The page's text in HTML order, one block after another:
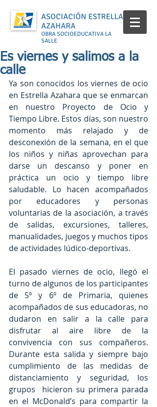
ASOCIACIÓN ESTRELLA
AZAHARA
OBRA SOCIOEDUCATIVA LA
SALLE
Es viernes y salimos a la
calle
Ya son conocidos los viernes de ocio
en Estrella Azahara que se enmarcan
en nuestro Proyecto de Ocio y
Tiempo Libre. Estos días, son nuestro
momento más relajado y de
desconexión de la semana, en el que
los niños y niñas aprovechan para
darse un descanso y poner en
práctica un ocio y tiempo libre
saludable. Lo hacen acompañados
por educadores y personas
voluntarias de la asociación, a través
de salidas, excursiones, talleres,
manualidades, juegos y muchos tipos
de actividades lúdico-deportivas.
El pasado viernes de ocio, llegó el
turno de algunos de los participantes
de 5º y 6º de Primaria, quienes
acompañados de sus educadoras, no
dudaron en salir a la calle para
disfrutar al aire libre de la
convivencia con sus compañeros.
Durante esta salida y siempre bajo
cumplimiento de las medidas de
distanciamiento y seguridad, los
grupos  hicieron su primera parada
en el McDonald’s para compartir la